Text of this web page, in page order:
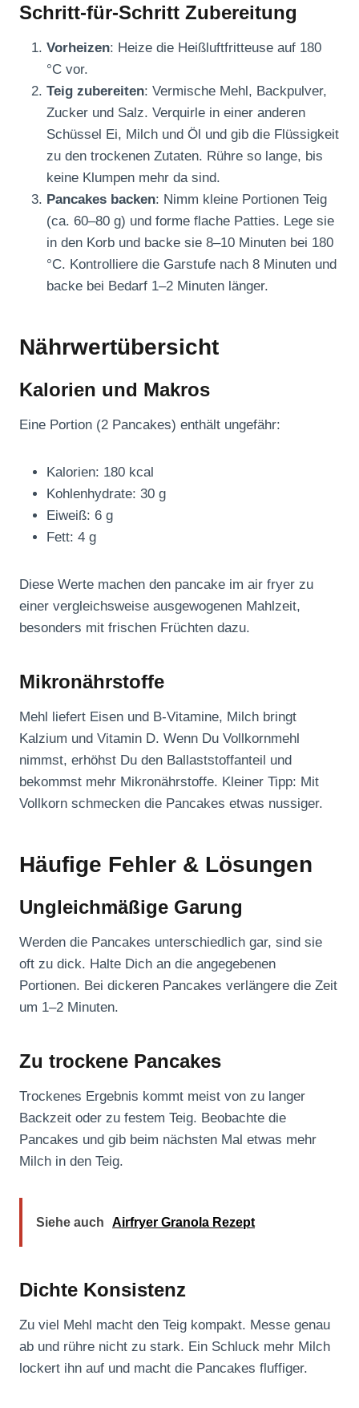
Schritt-für-Schritt Zubereitung
Vorheizen: Heize die Heißluftfritteuse auf 180
°C vor.
Teig zubereiten: Vermische Mehl, Backpulver,
Zucker und Salz. Verquirle in einer anderen
Schüssel Ei, Milch und Öl und gib die Flüssigkeit
zu den trockenen Zutaten. Rühre so lange, bis
keine Klumpen mehr da sind.
Pancakes backen: Nimm kleine Portionen Teig
(ca. 60–80 g) und forme flache Patties. Lege sie
in den Korb und backe sie 8–10 Minuten bei 180
°C. Kontrolliere die Garstufe nach 8 Minuten und
backe bei Bedarf 1–2 Minuten länger.
Nährwertübersicht
Kalorien und Makros
Eine Portion (2 Pancakes) enthält ungefähr:
Kalorien: 180 kcal
Kohlenhydrate: 30 g
Eiweiß: 6 g
Fett: 4 g
Diese Werte machen den pancake im air fryer zu
einer vergleichsweise ausgewogenen Mahlzeit,
besonders mit frischen Früchten dazu.
Mikronährstoffe
Mehl liefert Eisen und B-Vitamine, Milch bringt
Kalzium und Vitamin D. Wenn Du Vollkornmehl
nimmst, erhöhst Du den Ballaststoffanteil und
bekommst mehr Mikronährstoffe. Kleiner Tipp: Mit
Vollkorn schmecken die Pancakes etwas nussiger.
Häufige Fehler & Lösungen
Ungleichmäßige Garung
Werden die Pancakes unterschiedlich gar, sind sie
oft zu dick. Halte Dich an die angegebenen
Portionen. Bei dickeren Pancakes verlängere die Zeit
um 1–2 Minuten.
Zu trockene Pancakes
Trockenes Ergebnis kommt meist von zu langer
Backzeit oder zu festem Teig. Beobachte die
Pancakes und gib beim nächsten Mal etwas mehr
Milch in den Teig.
Siehe auch Airfryer Granola Rezept
Dichte Konsistenz
Zu viel Mehl macht den Teig kompakt. Messe genau
ab und rühre nicht zu stark. Ein Schluck mehr Milch
lockert ihn auf und macht die Pancakes fluffiger.